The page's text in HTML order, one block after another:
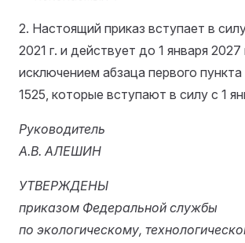
2. Настоящий приказ вступает в
2021 г. и действует до 1 января 2027
исключением абзаца первого
1525, которые вступают в силу с 1
Руководитель
А.В. АЛЕШИН
УТВЕРЖДЕНЫ
приказом Федеральной службы
по экологическому,